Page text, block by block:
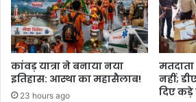
कांवड़ यात्रा ने बनाया नया
इतिहास: आस्था का महासैलाब!
23 hours ago
मतदाता
नहीं;
दिए कड़े